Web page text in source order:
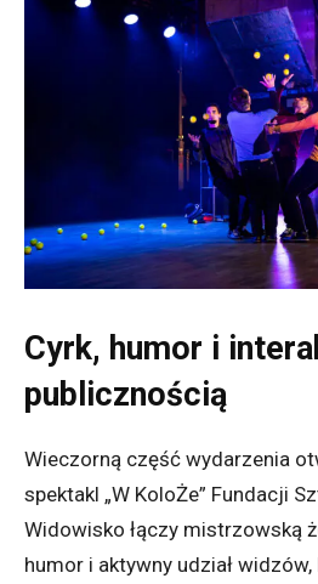
Cyrk, humor i
publicznością
Wieczorną część wydarzenia
spektakl „W KoloŻe” Fundacji
Widowisko łączy mistrzowską
humor i aktywny udział